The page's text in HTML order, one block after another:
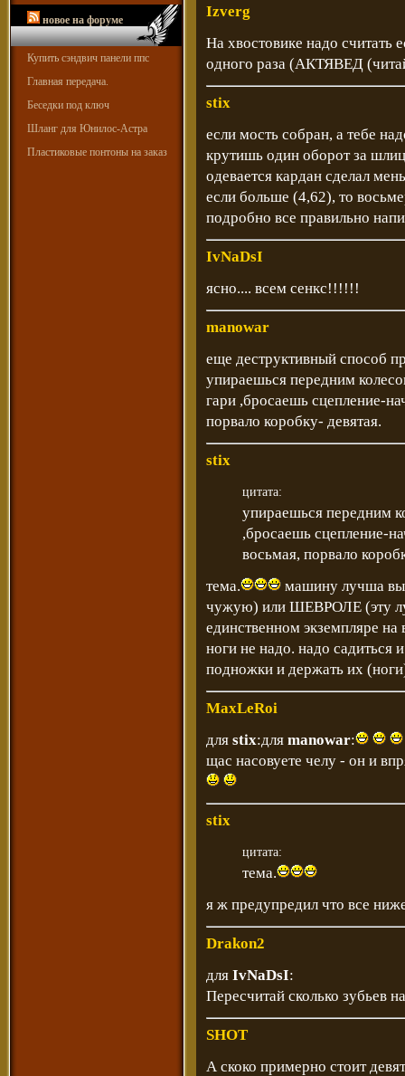
новое на форуме
Купить сэндвич панели ппс
Главная передача.
Беседки под ключ
Шланг для Юнилос-Астра
Пластиковые понтоны на заказ
Izverg
На хвостовике надо считать
одного раза (АКТЯВЕД
stix
если мость собран, а тебе
крутишь один оборот за
одевается кардан сделал
если больше (4,62), то
подробно все правильно
IvNaDsI
ясно.... всем сенкс!!!!!!
manowar
еще деструктивный способ
упираешься передним
гари ,бросаешь сцепление-
порвало коробку- девятая.
stix
цитата:
упираешься передним
,бросаешь сцепление-
восьмая, порвало
тема.
машину лучша
чужую) или ШЕВРОЛЕ (эту
единственном экземпляре на
ноги не надо. надо садиться
подножки и держать их
MaxLeRoi
для stix:для manowar:
щас насовуете челу - он и
stix
цитата:
тема.
я ж предупредил что все
Drakon2
для IvNaDsI:
Пересчитай сколько зубьев
SHOT
А скоко примерно стоит